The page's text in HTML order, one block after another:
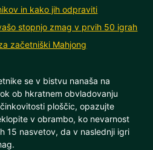
in kako jih odpraviti
stopnjo zmag v prvih 50 igrah
začetniški Mahjong
se v bistvu nanaša na
ob hkratnem obvladovanju
ploščic, opazujte
v obrambo, ko nevarnost
15 nasvetov, da v naslednji igri